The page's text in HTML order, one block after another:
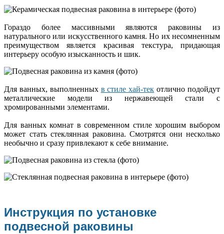
Гораздо более массивными являются раковины из
натурального или искусственного камня. Но их несомненным
преимуществом является красивая текстура, придающая
интерьеру особую изысканность и шик.
Для ванных, выполненных в стиле хай-тек отлично подойдут
металлические модели из нержавеющей стали с
хромированными элементами.
Для ванных комнат в современном стиле хорошим выбором
может стать стеклянная раковина. Смотрятся они несколько
необычно и сразу привлекают к себе внимание.
Инструкция по установке
подвесной раковины